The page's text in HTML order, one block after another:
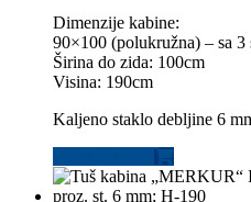
Dimenzije kabine:
90×100 (polukružna) – sa 3
Širina do zida: 100cm
Visina: 190cm
Kaljeno staklo debljine 6